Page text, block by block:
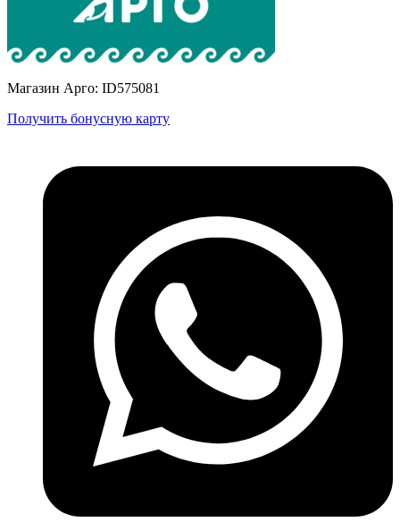
Магазин Арго: ID575081
Получить бонусную карту